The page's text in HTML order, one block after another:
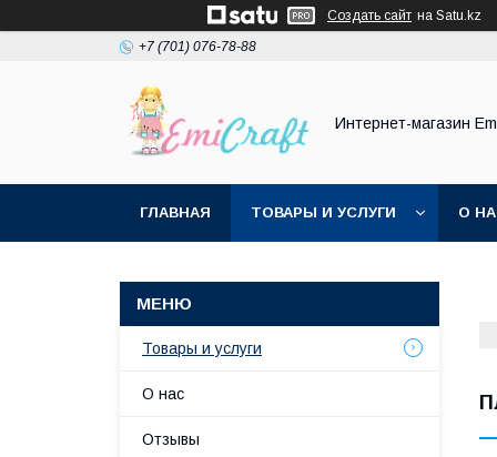
Создать сайт на Satu.kz
+7 (701) 076-78-88
Интернет-магазин
ГЛАВНАЯ ТОВАРЫ И УСЛУГИ О
Товары и услуги
О нас
Отзывы